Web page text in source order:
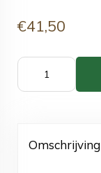
€41,50
Omschrijving